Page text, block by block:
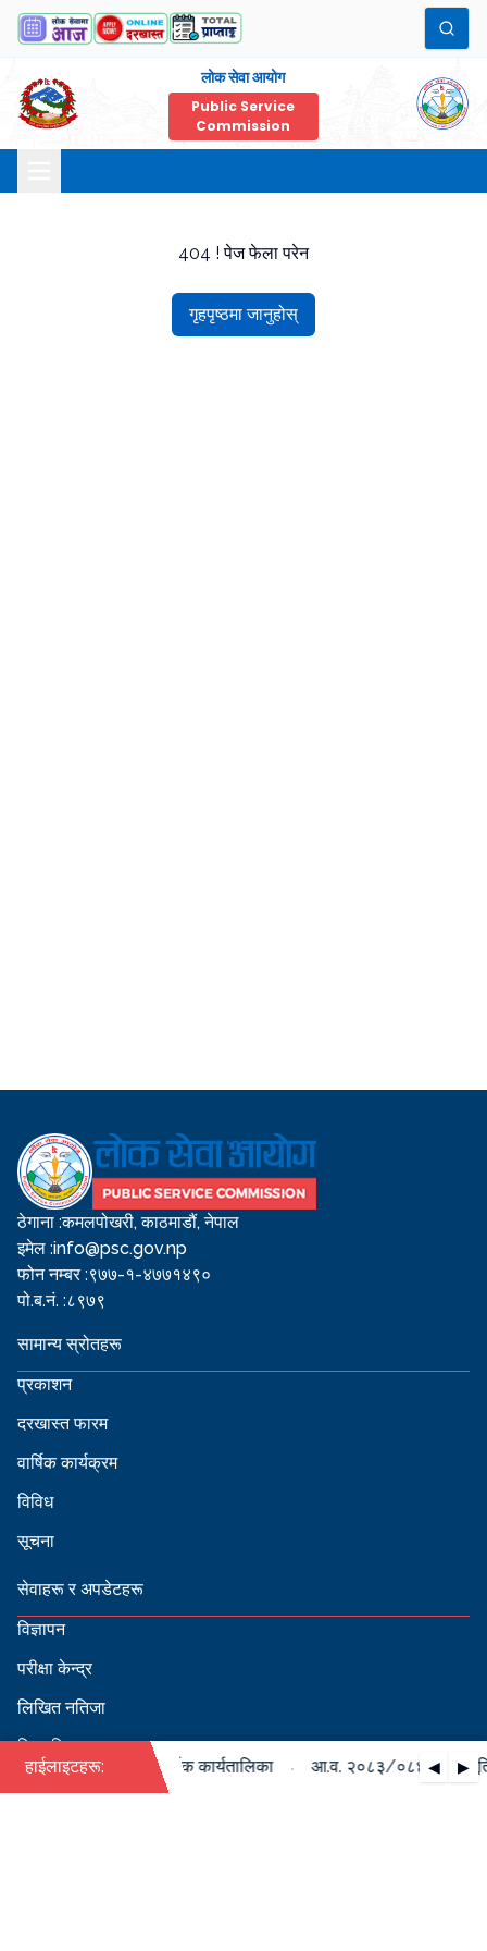
लोक सेवा आयोग
Public Service
Commission
404 ! पेज फेला परेन
गृहपृष्ठमा जानुहोस्
ठेगाना :कमलपोखरी, काठमाडौं, नेपाल
इमेल :info@psc.gov.np
फोन नम्बर :९७७-१-४७७१४९०
पो.ब.नं. :८९७९
सामान्य स्रोतहरू
प्रकाशन
दरखास्त फारम
वार्षिक कार्यक्रम
विविध
सूचना
सेवाहरू र अपडेटहरू
विज्ञापन
परीक्षा केन्द्र
लिखित नतिजा
सिफारिस
हाईलाइटहरू: ◀ ▶
को पदपूर्ति सम्बन्धी वार्षिक कार्यतालिका आ.व. २०८३/०८४ को पदपूर्ति